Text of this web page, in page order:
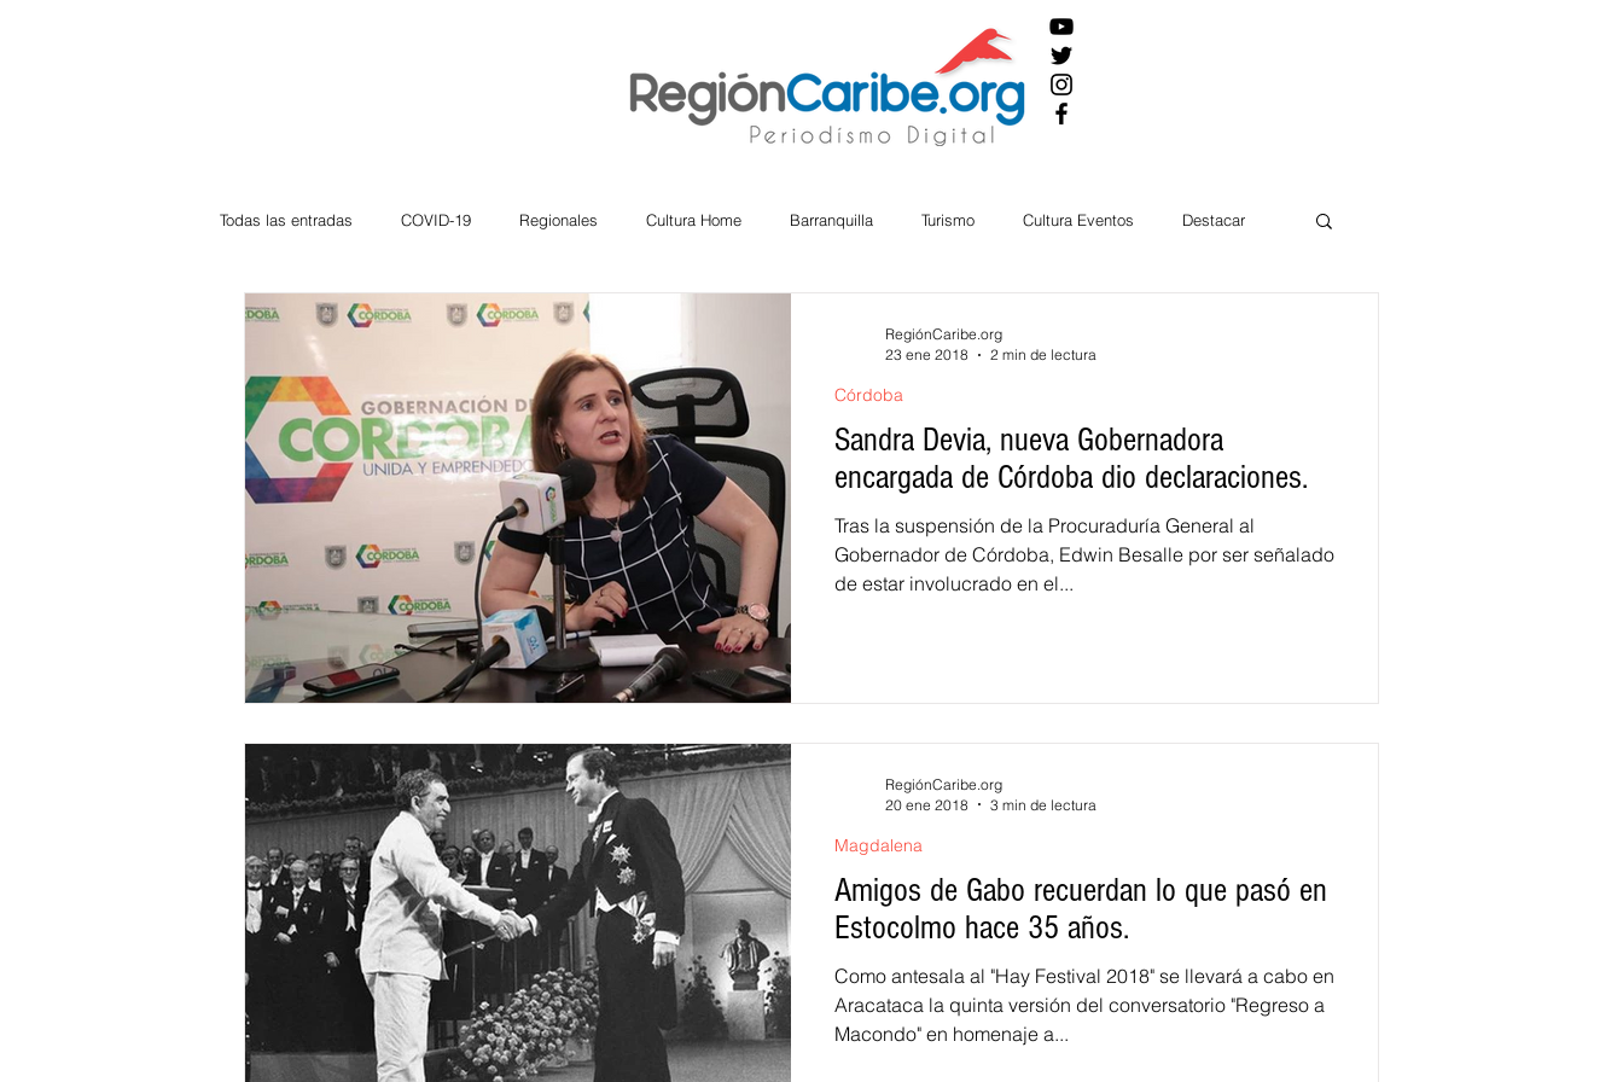
Todas las entradas COVID-19 Regionales Cultura Home Barranquilla Turismo Cultura Eventos Destacar
Deportes Atlántico La Guajira
Córdoba Bloggeros Hermanos Mayores Economía
Carnaval BID BIENESTAR AMBIENTAL
Sandra Devia, nueva Gobernadora
encargada de Córdoba dio declaraciones.
Tras la suspensión de la Procuraduría General al
Gobernador de Córdoba, Edwin Besalle por ser señalado
de estar involucrado en el...
Córdoba
RegiónCaribe.org
23 ene 2018
2 min de lectura
Amigos de Gabo recuerdan lo que pasó en
Estocolmo hace 35 años.
Como antesala al "Hay Festival 2018" se llevará a cabo en
Aracataca la quinta versión del conversatorio "Regreso a
Macondo" en homenaje a...
Magdalena
RegiónCaribe.org
20 ene 2018
3 min de lectura